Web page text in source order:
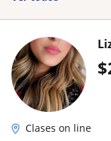
$
Clases on line